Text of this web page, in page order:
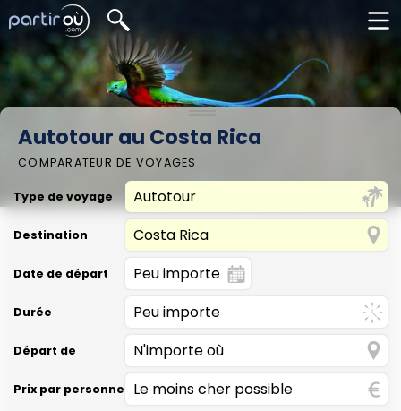
Autotour au Costa Rica
COMPARATEUR DE VOYAGES
Type de voyage
Destination
Date de départ
Durée
Départ de
Prix par personne